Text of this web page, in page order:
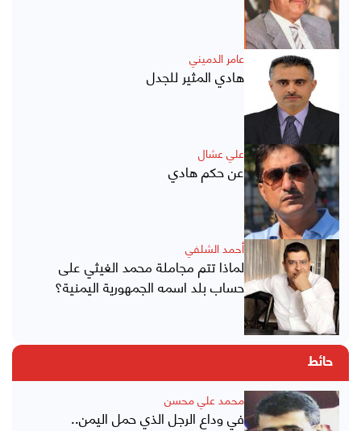
عامر الدميني
هادي المثير للجدل
علي عشال
عن حكم هادي
أحمد الشلفي
لماذا تتم مجاملة محمد الغيثي على
حساب بلد اسمه الجمهورية اليمنية؟
حائط
محمد علي محسن
في وداع الرجل الذي حمل اليمن..